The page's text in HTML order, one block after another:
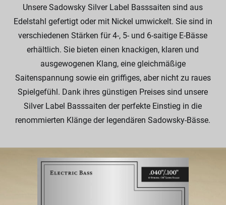
Unsere Sadowsky Silver Label Basssaiten sind aus
Edelstahl gefertigt oder mit Nickel umwickelt. Sie sind in
verschiedenen Stärken für 4-, 5- und 6-saitige E-Bässe
erhältlich. Sie bieten einen knackigen, klaren und
ausgewogenen Klang, eine gleichmäßige
Saitenspannung sowie ein griffiges, aber nicht zu raues
Spielgefühl. Dank ihres günstigen Preises sind unsere
Silver Label Basssaiten der perfekte Einstieg in die
renommierten Klänge der legendären Sadowsky-Bässe.